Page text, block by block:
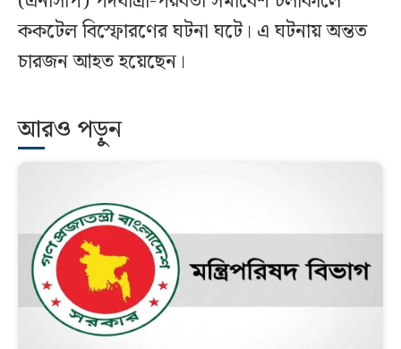
ককটেল বিস্ফোরণের ঘটনা ঘটে। এ ঘটনায় অন্তত
চারজন আহত হয়েছেন।
আরও পড়ুন